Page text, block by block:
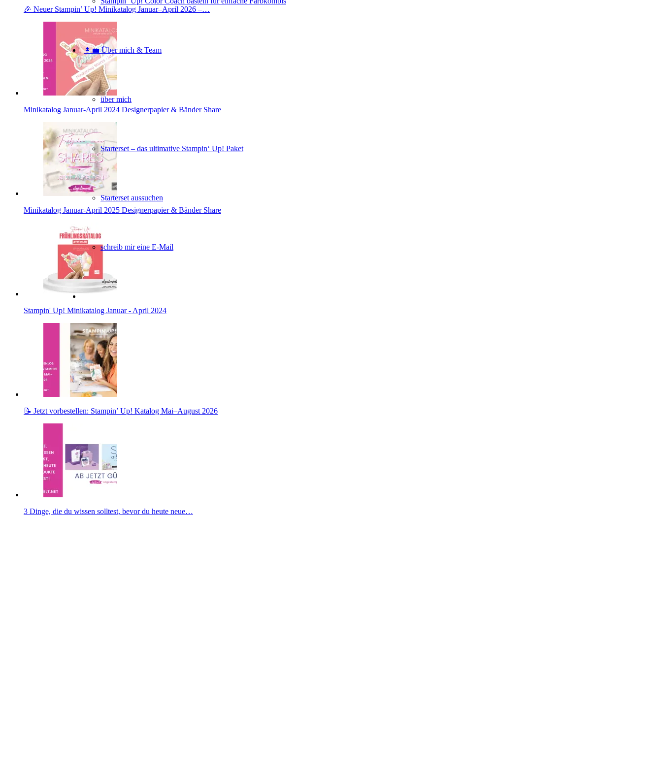
👩‍💼 Über mich & Team
über mich
Starterset – das ultimative Stampin‘ Up! Paket
Starterset aussuchen
schreib mir eine E-Mail
🎉 Neuer Stampin’ Up! Minikatalog Januar–April 2026 –…
Minikatalog Januar-April 2024 Designerpapier & Bänder Share
Minikatalog Januar-April 2025 Designerpapier & Bänder Share
Stampin' Up! Minikatalog Januar - April 2024
📝 Jetzt vorbestellen: Stampin’ Up! Katalog Mai–August 2026
3 Dinge, die du wissen solltest, bevor du heute neue…